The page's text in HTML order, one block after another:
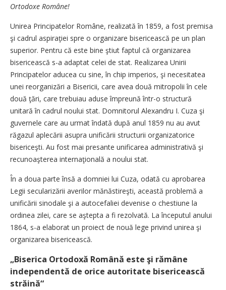
Ortodoxe Române!
Unirea Principatelor Române, realizată în 1859, a fost premisa
şi cadrul aspiraţiei spre o organizare bisericească pe un plan
superior. Pentru că este bine ştiut faptul că organizarea
bisericească s-a adaptat celei de stat. Realizarea Unirii
Principatelor aducea cu sine, în chip imperios, şi necesitatea
unei reorganizări a Bisericii, care avea două mitropolii în cele
două ţări, care trebuiau aduse împreună într-o structură
unitară în cadrul noului stat. Domnitorul Alexandru I. Cuza şi
guvernele care au urmat îndată după anul 1859 nu au avut
răgazul aplecării asupra unificării structurii organizatorice
bisericeşti. Au fost mai presante unificarea administrativă şi
recunoaşterea internaţională a noului stat.
În a doua parte însă a domniei lui Cuza, odată cu aprobarea
Legii secularizării averilor mănăstireşti, această problemă a
unificării sinodale şi a autocefaliei devenise o chestiune la
ordinea zilei, care se aştepta a fi rezolvată. La începutul anului
1864, s-a elaborat un proiect de nouă lege privind unirea şi
organizarea bisericească.
„Biserica Ortodoxă Română este şi rămâne
independentă de orice autoritate bisericească
străină“